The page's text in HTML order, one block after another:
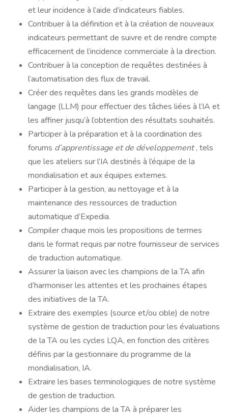
et leur incidence à l’aide d’indicateurs fiables.
Contribuer à la définition et à la création de nouveaux
indicateurs permettant de suivre et de rendre compte
efficacement de l’incidence commerciale à la direction.
Contribuer à la conception de requêtes destinées à
l’automatisation des flux de travail.
Créer des requêtes dans les grands modèles de
langage (LLM) pour effectuer des tâches liées à l’IA et
les affiner jusqu’à l’obtention des résultats souhaités.
Participer à la préparation et à la coordination des
forums d’apprentissage et de développement, tels
que les ateliers sur l’IA destinés à l’équipe de la
mondialisation et aux équipes externes.
Participer à la gestion, au nettoyage et à la
maintenance des ressources de traduction
automatique d’Expedia.
Compiler chaque mois les propositions de termes
dans le format requis par notre fournisseur de services
de traduction automatique.
Assurer la liaison avec les champions de la TA afin
d’harmoniser les attentes et les prochaines étapes
des initiatives de la TA.
Extraire des exemples (source et/ou cible) de notre
système de gestion de traduction pour les évaluations
de la TA ou les cycles LQA, en fonction des critères
définis par la gestionnaire du programme de la
mondialisation, IA.
Extraire les bases terminologiques de notre système
de gestion de traduction.
Aider les champions de la TA à préparer les